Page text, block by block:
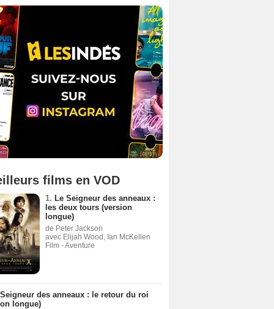
films en VOD
1. Le Seigneur des anneaux :
les deux tours (version
longue)
de Peter Jackson
avec Elijah Wood, Ian McKellen
Film - Aventure
des anneaux : le retour du roi
longue)